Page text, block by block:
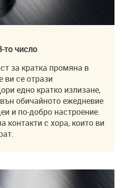
то число
за кратка промяна в
ви се отрази
едно кратко излизане,
обичайното ежедневие
и по-добро настроение.
контакти с хора, които ви